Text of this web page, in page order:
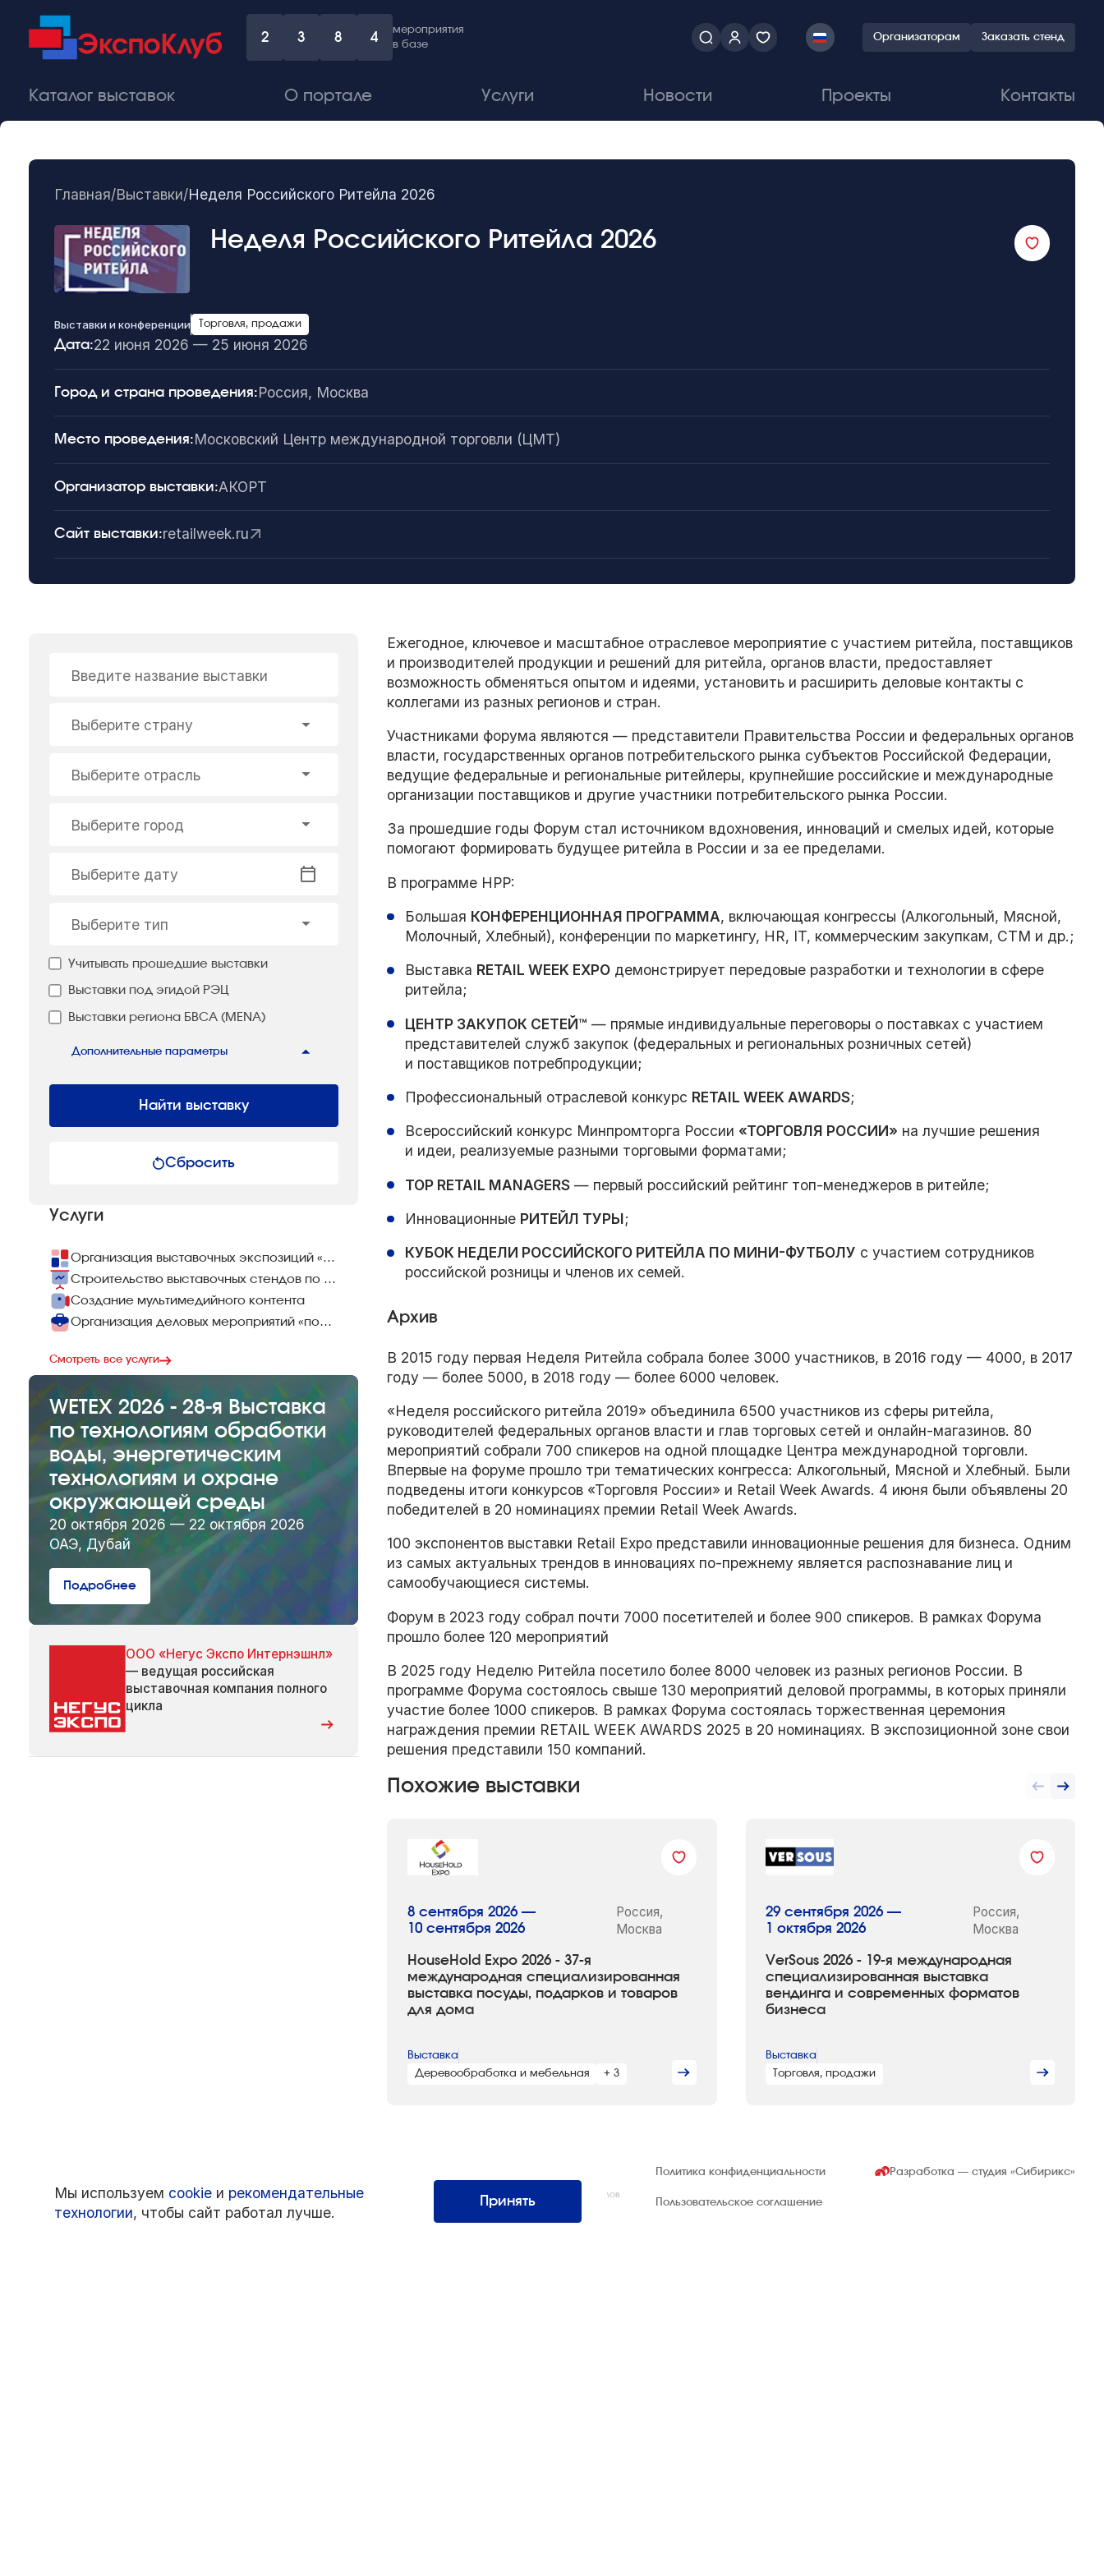
2 3 8 4
мероприятия
в базе
Организаторам Заказать стенд
Каталог выставок О портале Услуги Новости Проекты Контакты
Главная/Выставки/Неделя Российского Ритейла 2026
Неделя Российского Ритейла 2026
Выставки и конференции Торговля, продажи
Дата:22 июня 2026 — 25 июня 2026
Город и страна проведения:Россия, Москва
Место проведения:Московский Центр международной торговли (ЦМТ)
Организатор выставки:АКОРТ
Сайт выставки:retailweek.ru
Введите название выставки
Выберите страну
Выберите отрасль
Выберите город
Выберите дату
Выберите тип
Учитывать прошедшие выставки
Выставки под эгидой РЭЦ
Выставки региона БВСА (MENA)
Дополнительные параметры
Найти выставку
Сбросить
Услуги
Организация выставочных экспозиций «под ключ»
Строительство выставочных стендов по всему миру
Создание мультимедийного контента
Организация деловых мероприятий «под ключ»
Смотреть все услуги
WETEX 2026 - 28-я Выставка
по технологиям обработки
воды, энергетическим
технологиям и охране
окружающей среды
20 октября 2026 — 22 октября 2026
ОАЭ, Дубай
Подробнее
ООО «Негус Экспо Интернэшнл»
— ведущая российская
выставочная компания полного
цикла
Ежегодное, ключевое и масштабное отраслевое мероприятие с участием ритейла, поставщиков
и производителей продукции и решений для ритейла, органов власти, предоставляет
возможность обменяться опытом и идеями, установить и расширить деловые контакты с
коллегами из разных регионов и стран.
Участниками форума являются — представители Правительства России и федеральных органов
власти, государственных органов потребительского рынка субъектов Российской Федерации,
ведущие федеральные и региональные ритейлеры, крупнейшие российские и международные
организации поставщиков и другие участники потребительского рынка России.
За прошедшие годы Форум стал источником вдохновения, инноваций и смелых идей, которые
помогают формировать будущее ритейла в России и за ее пределами.
В программе НРР:
Большая КОНФЕРЕНЦИОННАЯ ПРОГРАММА, включающая конгрессы (Алкогольный, Мясной,
Молочный, Хлебный), конференции по маркетингу, HR, IT, коммерческим закупкам, СТМ и др.;
Выставка RETAIL WEEK EXPOдемонстрирует передовые разработки и технологии в сфере
ритейла;
ЦЕНТР ЗАКУПОК СЕТЕЙ™ — прямые индивидуальные переговоры о поставках с участием
представителей служб закупок (федеральных и региональных розничных сетей)
и поставщиков потребпродукции;
Профессиональный отраслевой конкурс RETAIL WEEK AWARDS;
Всероссийский конкурс Минпромторга России «ТОРГОВЛЯ РОССИИ» на лучшие решения
и идеи, реализуемые разными торговыми форматами;
TOP RETAIL MANAGERS— первый российский рейтинг топ-менеджеров в ритейле;
Инновационные РИТЕЙЛ ТУРЫ;
КУБОК НЕДЕЛИ РОССИЙСКОГО РИТЕЙЛА ПО МИНИ-ФУТБОЛУ с участием сотрудников
российской розницы и членов их семей.
Архив
В 2015 году первая Неделя Ритейла собрала более 3000 участников, в 2016 году — 4000, в 2017
году — более 5000, в 2018 году — более 6000 человек.
«Неделя российского ритейла 2019» объединила 6500 участников из сферы ритейла,
руководителей федеральных органов власти и глав торговых сетей и онлайн-магазинов. 80
мероприятий собрали 700 спикеров на одной площадке Центра международной торговли.
Впервые на форуме прошло три тематических конгресса: Алкогольный, Мясной и Хлебный. Были
подведены итоги конкурсов «Торговля России» и Retail Week Awards. 4 июня были объявлены 20
победителей в 20 номинациях премии Retail Week Awards.
100 экспонентов выставки Retail Expo представили инновационные решения для бизнеса. Одним
из самых актуальных трендов в инновациях по-прежнему является распознавание лиц и
самообучающиеся системы.
Форум в 2023 году собрал почти 7000 посетителей и более 900 спикеров. В рамках Форума
прошло более 120 мероприятий
В 2025 году Неделю Ритейла посетило более 8000 человек из разных регионов России. В
программе Форума состоялось свыше 130 мероприятий деловой программы, в которых приняли
участие более 1000 спикеров. В рамках Форума состоялась торжественная церемония
награждения премии RETAIL WEEK AWARDS 2025 в 20 номинациях. В экспозиционной зоне свои
решения представили 150 компаний.
Похожие выставки
HouseHold Expo 2026 - 37-я
международная специализированная
выставка посуды, подарков и товаров
для дома
8 сентября 2026 —
10 сентября 2026
Россия,
Москва
Выставка
Деревообработка и мебельная
+ 3
VerSous 2026 - 19-я международная
специализированная выставка
вендинга и современных форматов
бизнеса
29 сентября 2026 —
1 октября 2026
Россия,
Москва
Выставка
Торговля, продажи
Интернэшнл»
Все права защищены. Использование материалов
возможно только со ссылкой на источник.
Политика конфиденциальности
Пользовательское соглашение
Разработка — студия«Сибирикс»
Мы используем cookie и рекомендательные
технологии, чтобы сайт работал лучше.
Принять